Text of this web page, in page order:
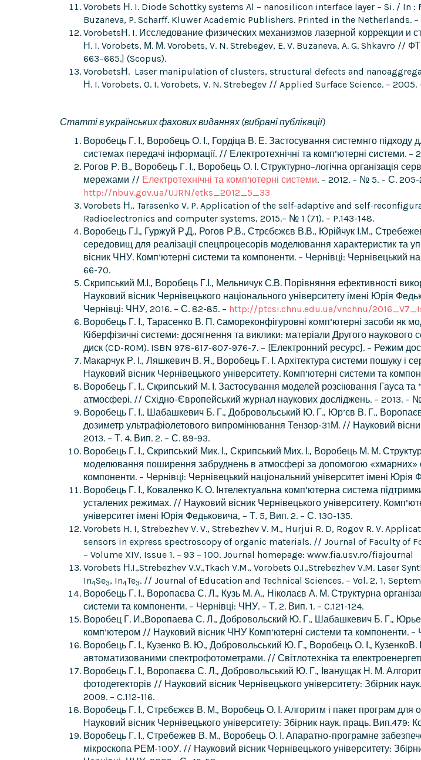
Vorobets Н. I. Diode Schottky systems Al – nanosilicon interface layer – Si. /
Buzaneva, P. Scharff. Kluwer Academic Publishers. Printed in the Netherlands. –
VorobetsН. I. Исследование физических механизмов лазерной коррекции и
Н. I. Vorobets, М. М. Vorobets, V. N. Strebegev, E. V. Buzaneva, A. G. Shkavro //
663–665.] (Scopus).
VorobetsН. Laser manipulation of clusters, structural defects and
Н. I. Vorobets, O. I. Vorobets, V. N. Strebegev // Applied Surface Science. – 2005.
Статті в українських фахових виданнях(вибрані публікації)
Воробець Г. І., Воробець О. І., Гордіца В. Е. Застосування системнго
системах передачі інформації. // Електротехнічні та комп’ютерні системи.
Рогов Р. В., Воробець Г. І., Воробець О. І. Структурно–логічна організація
мережами // Електротехнічні та комп’ютерні системи. – 2012. – № 5. – С.
http://nbuv.gov.ua/UJRN/etks_2012_5_33
Vorobets Н., Tarasenko V. P. Application of the self-adaptive and self-
Radioelectronics and computer systems, 2015.– № 1 (71). – P.143-148.
Воробець Г.І., Гуржуй Р.Д., Рогов Р.В., Стрєбєжєв В.В., Юрійчук І.М.,
середовищ для реалізації спецпроцесорів моделювання характеристик та
вісник ЧНУ. Комп’ютерні системи та компоненти. – Чернівці: Чернівецький
66-70.
Скрипський М.І., Воробець Г.І., Мельничук С.В. Порівняння ефективності
Науковий вісник Чернівецького національного університету імені Юрія
Чернівці: ЧНУ, 2016. – С. 82-85. – http://ptcsi.chnu.edu.ua/vnchnu/
Воробець Г. І., Тарасенко В. П. Cамореконфігуровні комп’ютерні засоби як
Кіберфізичні системи: досягнення та виклики: матеріали Другого наукового
диск (CD-ROM). ISBN 978-617-607-976-7. – [Електронний ресурс]. – Режим
Макарчук Р. І., Ляшкевич В. Я., Воробець Г. І. Архітектура системи пошуку і
Науковий вісник Чернівецького університету. Комп’ютерні системи та
Воробець Г. І., Скрипський М. І. Застосування моделей розсіювання Гауса
атмосфері. // Східно-Європейський журнал наукових досліджень. – 2013. –
Воробець Г. І., Шабашкевич Б. Г., Добровольський Ю. Г., Юр’єв В. Г.,
дозиметр ультрафіолетового випромінювання Тензор-31М. // Науковий
2013. – Т. 4. Вип. 2. – С. 89-93.
Воробець Г. І., Скрипський Мик. І., Скрипський Мих. І., Воробець М. М.
моделювання поширення забруднень в атмосфері за допомогою «хмарних»
компоненти. – Чернівці: Чернівецький національний університет імені
Воробець Г. І., Коваленко К. О. Інтелектуальна комп’ютерна система
усталених режимах. // Науковий вісник Чернівецького університету.
університет імені Юрія Федьковича, – Т. 5, Вип. 2. – С. 130-135.
Vorobets H. I, Strebezhev V. V., Strebezhev V. M., Hurjui R. D, Rogov R. V.
sensors in express spectroscopy of organic materials. // Journal of Faculty of
– Volume XIV, Issue 1. – 93 – 100. Journal homepage: www.fia.usv.ro/fiajournal
Vorobets Н.I.,Strebezhev V.V.,Tkach V.M., Vorobets O.I.,Strebezhev V.M. Laser
In4Se3, In4Te3. // Journal of Education and Technical Sciences. – Vol. 2, 1,
Воробець Г. І., Воропаєва С. Л., Кузь М. А., Ніколаєв А. М. Структурна
системи та компоненти. – Чернівці: ЧНУ. – Т. 2. Вип. 1. – C.121-124.
Воробец Г. И.,Воропаева С. Л., Добровольский Ю. Г., Шабашкевич Б. Г.,
комп’ютером // Науковий вісник ЧНУ Комп’ютерні системи та компоненти. –
Воробець Г. І., Кузенко В. Ю., Добровольський Ю. Г., Воробець О. І.,
автоматизованими спектрофотометрами. // Світлотехніка та
Воробець Г. І., Воропаєва С. Л., Добровольський Ю. Г., Іванущак Н. М.
фотодетекторів // Науковий вісник Чернівецького університету: Збірник
2009. – C.112-116.
Воробець Г. І., Стрєбєжєв В. М., Воробець О. І. Алгоритм і пакет програм для
Науковий вісник Чернівецького університету: Збірник наук. праць.
Воробець Г. І., Стребежев В. М., Воробець О. І. Апаратно-програмне
мікроскопа РЕМ-100У. // Науковий вісник Чернівецького університету: